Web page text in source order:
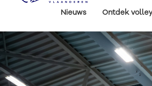
Nieuws Ontdek